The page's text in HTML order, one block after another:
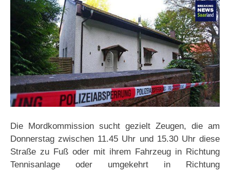
Die Mordkommission sucht gezielt Zeugen, die am
Donnerstag zwischen 11.45 Uhr und 15.30 Uhr diese
Straße zu Fuß oder mit ihrem Fahrzeug in Richtung
Tennisanlage oder umgekehrt in Richtung